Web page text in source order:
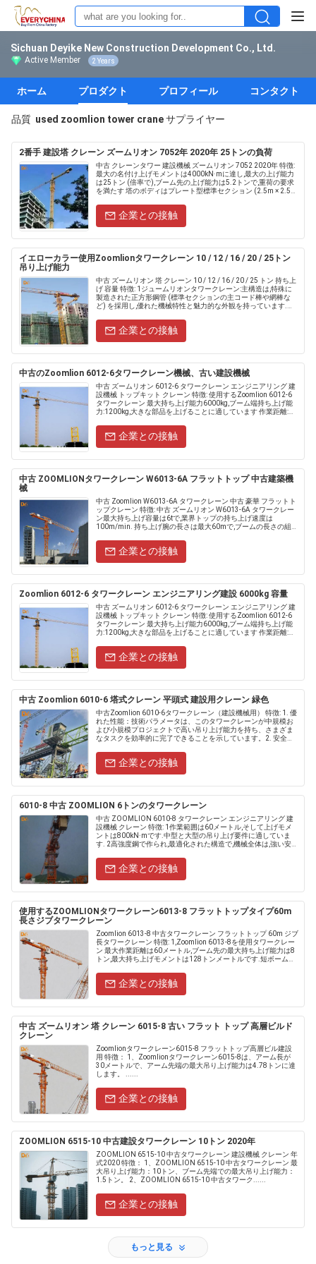
Sichuan Deyike New Construction Development Co., Ltd.
Active Member 2 Years
ホーム プロダクト プロフィール コンタクト
品質 used zoomlion tower craneサプライヤー
2番手 建設塔 クレーン ズームリオン 7052年 2020年 25トンの負荷
中古 クレーンタワー 建設機械 ズームリオン 7052 2020年 特徴:
最大の名付け上げモメントは4000kN·mに達し,最大の上げ能力
は25トン (倍率で),ブーム先の上げ能力は5.2トンで,重荷の要求
を満たす 塔のボディはプレート型標準セクション (2.5m × 2.5m
企業との接触
イエローカラー使用Zoomlionタワークレーン 10 / 12 / 16 / 20 / 25トン
吊り上げ能力
中古 ズームリオン 塔 クレーン 10 / 12 / 16 / 20 / 25 トン 持ち上
げ 容量 特徴: 1ジュームリオンタワークレーン:主構造は,特殊に
製造された正方形鋼管 (標準セクションの主コード棒や網棒な
ど) を採用し,優れた機械特性と魅力的な外観を持っています.全
企業との接触
中古のZoomlion 6012-6タワークレーン機械、古い建設機械
中古 ズームリオン 6012-6 タワークレーン エンジニアリング 建
設機械 トップキット クレーン 特徴: 使用するZoomlion 6012-6
タワークレーン 最大持ち上げ能力6000kg,ブーム端持ち上げ能
力:1200kg,大きな部品を上げることに適しています 作業距離:
企業との接触
中古 ZOOMLIONタワークレーン W6013-6A フラットトップ 中古建築機
械
中古 Zoomlion W6013-6A タワークレーン 中古 豪華 フラットト
ップクレーン 特徴: 中古 ズームリオン W6013-6A タワークレー
ン最大持ち上げ容量は6tで,業界トップの持ち上げ速度は
100m/min. 持ち上げ腕の長さは最大60mで,ブームの長さの組み
企業との接触
Zoomlion 6012-6 タワークレーン エンジニアリング建設 6000kg 容量
中古 ズームリオン 6012-6 タワークレーン エンジニアリング 建
設機械 トップキット クレーン 特徴: 使用するZoomlion 6012-6
タワークレーン 最大持ち上げ能力6000kg,ブーム端持ち上げ能
力:1200kg,大きな部品を上げることに適しています 作業距離:
企業との接触
中古 Zoomlion 6010-6 塔式クレーン 平頭式 建設用クレーン 緑色
中古Zoomlion 6010-6タワークレーン（建設機械用） 特徴: 1. 優
れた性能：技術パラメータは、このタワークレーンが中規模お
よび小規模プロジェクトで高い吊り上げ能力を持ち、さまざま
なタスクを効率的に完了できることを示しています。2. 安全性
企業との接触
6010-8 中古 ZOOMLION 6トンのタワークレーン
中古 ZOOMLION 6010-8 タワークレーン エンジニアリング 建
設機械 クレーン 特徴: 1作業範囲は60メートル,そして上げモメ
ントは800kN·mです.中型と大型の吊り上げ要件に適していま
す. 2高強度鋼で作られ,最適化された構造で,機械全体は,強い安定
企業との接触
使用するZOOMLIONタワークレーン6013-8 フラットトップタイプ60m
長さジブタワークレーン
Zoomlion 6013-8 中古タワークレーン フラットトップ 60m ジブ
長タワークレーン 特徴: 1,Zoomlion 6013-8を使用タワークレー
ン 最大作業距離は60メートル,ブーム先の最大持ち上げ能力は8
トン,最大持ち上げモメントは128トンメートルです.短ボーム長
企業との接触
中古 ズームリオン 塔 クレーン 6015-8 古い フラット トップ 高層ビルド
クレーン
Zoomlionタワークレーン6015-8 フラットトップ高層ビル建設
用 特徴： 1、Zoomlionタワークレーン6015-8は、アーム長が
30メートルで、アーム先端の最大吊り上げ能力は4.78トンに達
します。 ......
企業との接触
ZOOMLION 6515-10 中古建設タワークレーン 10トン 2020年
ZOOMLION 6515-10 中古タワークレーン 建設機械 クレーン 年
式2020 特徴： 1、ZOOMLION 6515-10 中古タワークレーン 最
大吊り上げ能力：10トン、ブーム先端での最大吊り上げ能力：
1.5トン。 2、ZOOMLION 6515-10 中古タワーク......
企業との接触
もっと見る